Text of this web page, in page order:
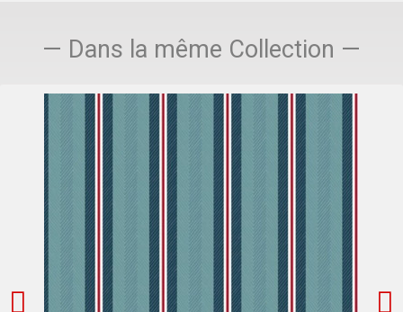
— Dans la même Collection —